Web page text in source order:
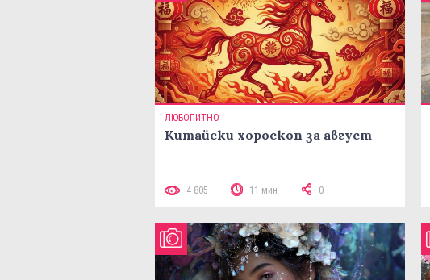
ЛЮБОПИТНО
Китайски хороскоп за август
4 805 11 мин 0